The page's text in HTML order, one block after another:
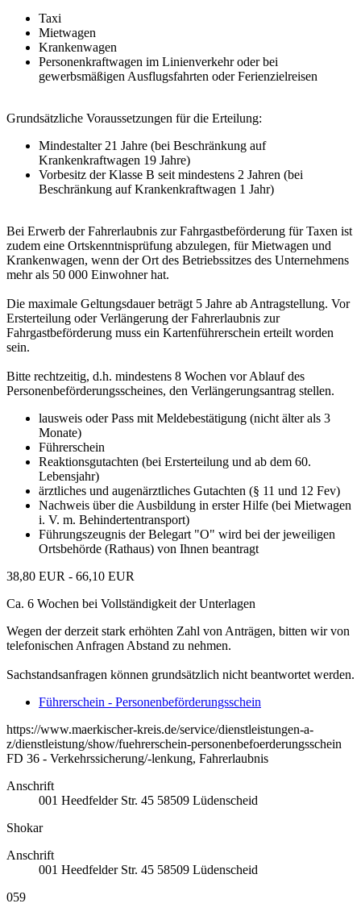
Taxi
Mietwagen
Krankenwagen
Personenkraftwagen im Linienverkehr oder bei
gewerbsmäßigen Ausflugsfahrten oder Ferienzielreisen
Grundsätzliche Voraussetzungen für die Erteilung:
Mindestalter 21 Jahre (bei Beschränkung auf
Krankenkraftwagen 19 Jahre)
Vorbesitz der Klasse B seit mindestens 2 Jahren (bei
Beschränkung auf Krankenkraftwagen 1 Jahr)
Bei Erwerb der Fahrerlaubnis zur Fahrgastbeförderung für Taxen ist
zudem eine Ortskenntnisprüfung abzulegen, für Mietwagen und
Krankenwagen, wenn der Ort des Betriebssitzes des Unternehmens
mehr als 50 000 Einwohner hat.
Die maximale Geltungsdauer beträgt 5 Jahre ab Antragstellung. Vor
Ersterteilung oder Verlängerung der Fahrerlaubnis zur
Fahrgastbeförderung muss ein Kartenführerschein erteilt worden
sein.
Bitte rechtzeitig, d.h. mindestens 8 Wochen vor Ablauf des
Personenbeförderungsscheines, den Verlängerungsantrag stellen.
lausweis oder Pass mit Meldebestätigung (nicht älter als 3
Monate)
Führerschein
Reaktionsgutachten (bei Ersterteilung und ab dem 60.
Lebensjahr)
ärztliches und augenärztliches Gutachten (§ 11 und 12 Fev)
Nachweis über die Ausbildung in erster Hilfe (bei Mietwagen
i. V. m. Behindertentransport)
Führungszeugnis der Belegart "O" wird bei der jeweiligen
Ortsbehörde (Rathaus) von Ihnen beantragt
38,80 EUR - 66,10 EUR
Ca. 6 Wochen bei Vollständigkeit der Unterlagen
Wegen der derzeit stark erhöhten Zahl von Anträgen, bitten wir von
telefonischen Anfragen Abstand zu nehmen.
Sachstandsanfragen können grundsätzlich nicht beantwortet werden.
Führerschein - Personenbeförderungsschein
https://www.maerkischer-kreis.de/service/dienstleistungen-a-
z/dienstleistung/show/fuehrerschein-personenbefoerderungsschein
FD 36 - Verkehrssicherung/-lenkung, Fahrerlaubnis
Anschrift
001 Heedfelder Str. 45 58509 Lüdenscheid
Shokar
Anschrift
001 Heedfelder Str. 45 58509 Lüdenscheid
059